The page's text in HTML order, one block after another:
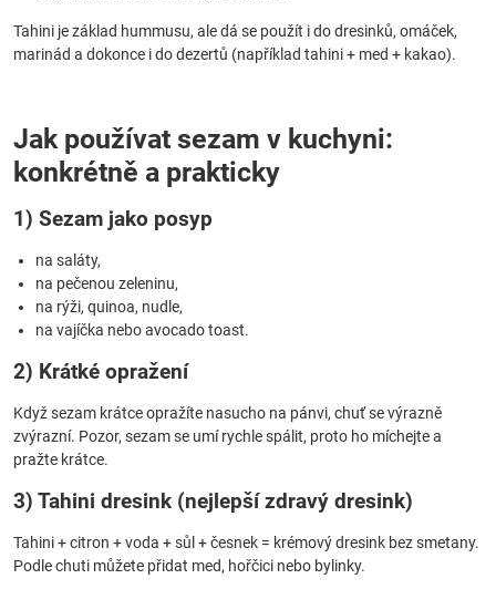
Tahini je základ hummusu, ale dá se použít i do dresinků, omáček,
marinád a dokonce i do dezertů (například tahini + med + kakao).
Jak používat sezam v kuchyni:
konkrétně a prakticky
1) Sezam jako posyp
na saláty,
na pečenou zeleninu,
na rýži, quinoa, nudle,
na vajíčka nebo avocado toast.
2) Krátké opražení
Když sezam krátce opražíte nasucho na pánvi, chuť se výrazně
zvýrazní. Pozor, sezam se umí rychle spálit, proto ho míchejte a
pražte krátce.
3) Tahini dresink (nejlepší zdravý dresink)
Tahini + citron + voda + sůl + česnek = krémový dresink bez smetany.
Podle chuti můžete přidat med, hořčici nebo bylinky.